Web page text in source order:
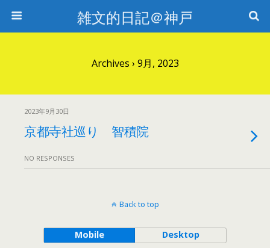
雑文的日記＠神戸
Archives › 9月, 2023
2023年9月30日
京都寺社巡り 智積院
NO RESPONSES
Back to top
Mobile Desktop